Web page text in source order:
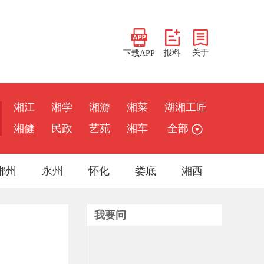
下载APP 报料 关于
湘江 湘学 湘游 湘菜
湖湘工匠
湘健
民政 艺苑 湘车 全部
州 永州 怀化 娄底 湘西
我要问